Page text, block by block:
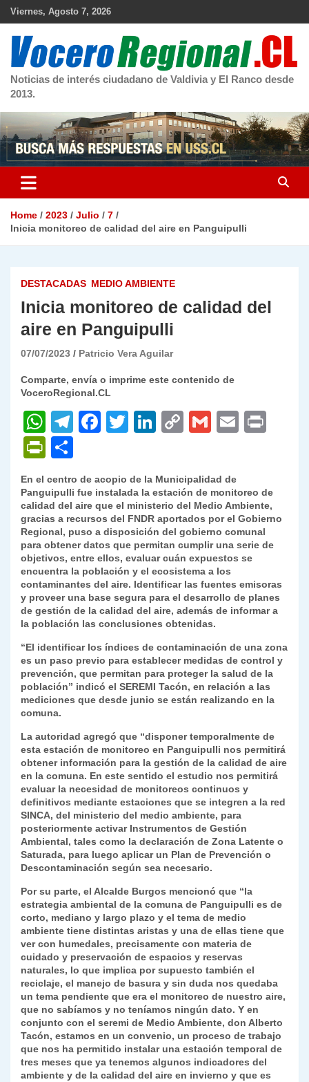
Skip
Viernes, Agosto 7, 2026
Noticias de interés ciudadano de Valdivia y El Ranco desde
2013.
Home 2023 Julio
7
Inicia monitoreo de calidad del aire en Panguipulli
DESTACADAS MEDIO AMBIENTE
Inicia monitoreo de calidad del
aire en Panguipulli
07/07/2023 Patricio Vera Aguilar
Comparte, envía o imprime este contenido de
VoceroRegional.CL
W
h
at
s
A
p
p
T
gr
a
m
F
e
b
o
o
k
T
er
Li
e
dI
n
C
y
Li
n
k
G
l
E
l
P
nt
Fr
ie
n
dl
y
o
m
p
ar
tir
En el centro de acopio de la Municipalidad de
Panguipulli fue instalada la estación de monitoreo de
calidad del aire que el ministerio del Medio Ambiente,
gracias a recursos del FNDR aportados por el Gobierno
Regional, puso a disposición del gobierno comunal
para obtener datos que permitan cumplir una serie de
objetivos, entre ellos, evaluar cuán expuestos se
encuentra la población y el ecosistema a los
contaminantes del aire. Identificar las fuentes emisoras
y proveer una base segura para el desarrollo de planes
de gestión de la calidad del aire, además de informar a
la población las conclusiones obtenidas.
“El identificar los índices de contaminación de una zona
es un paso previo para establecer medidas de control y
prevención, que permitan para proteger la salud de la
población” indicó el SEREMI Tacón, en relación a las
mediciones que desde junio se están realizando en la
comuna.
La autoridad agregó que “disponer temporalmente de
esta estación de monitoreo en Panguipulli nos permitirá
obtener información para la gestión de la calidad de aire
en la comuna. En este sentido el estudio nos permitirá
evaluar la necesidad de monitoreos continuos y
definitivos mediante estaciones que se integren a la red
SINCA, del ministerio del medio ambiente, para
posteriormente activar Instrumentos de Gestión
Ambiental, tales como la declaración de Zona Latente o
Saturada, para luego aplicar un Plan de Prevención o
Descontaminación según sea necesario.
Por su parte, el Alcalde Burgos mencionó que “la
estrategia ambiental de la comuna de Panguipulli es de
corto, mediano y largo plazo y el tema de medio
ambiente tiene distintas aristas y una de ellas tiene que
ver con humedales, precisamente con materia de
cuidado y preservación de espacios y reservas
naturales, lo que implica por supuesto también el
reciclaje, el manejo de basura y sin duda nos quedaba
un tema pendiente que era el monitoreo de nuestro aire,
que no sabíamos y no teníamos ningún dato. Y en
conjunto con el seremi de Medio Ambiente, don Alberto
Tacón, estamos en un convenio, un proceso de trabajo
que nos ha permitido instalar una estación temporal de
tres meses que ya tenemos algunos indicadores del
ambiente y de la calidad del aire en invierno y que es